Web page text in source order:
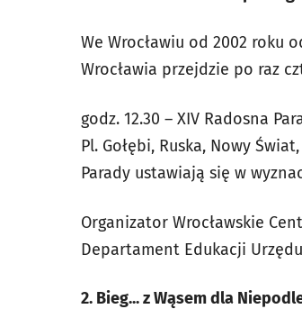
We Wrocławiu od 2002 roku
Wrocławia przejdzie po raz
godz. 12.30 – XIV Radosna
Pl. Gołębi, Ruska, Nowy
Parady ustawiają się w
Organizator Wrocławskie
Departament Edukacji
2. Bieg... z Wąsem dla